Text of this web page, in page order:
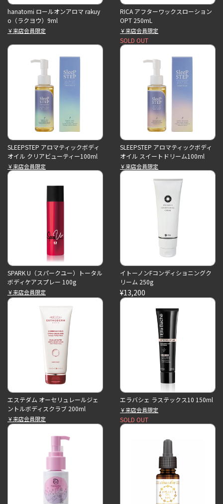
hanatomi ロールオンアロマ rakuy
o（ラクヨウ）9ml
￥来店会員限定
RICA アフターワックスローション
OPT 250mL
￥来店会員限定
SOLD OUT
SLEEPSTEP アロマティックボディ
オイル クリアビューティー100ml
￥来店会員限定
SLEEPSTEP アロマティックボディ
オイル スイートドリーム100ml
￥来店会員限定
SPARK U（スパークユー）トータル
ボディケアスプレー 100g
￥来店会員限定
イトーノンFコンディショニングク
リーム 250g
¥13,200
エステダム オーセリュレールジェ
ントルボディスクラブ 200ml
￥来店会員限定
エラバシェ ラステックス10 150ml
￥来店会員限定
SOLD OUT